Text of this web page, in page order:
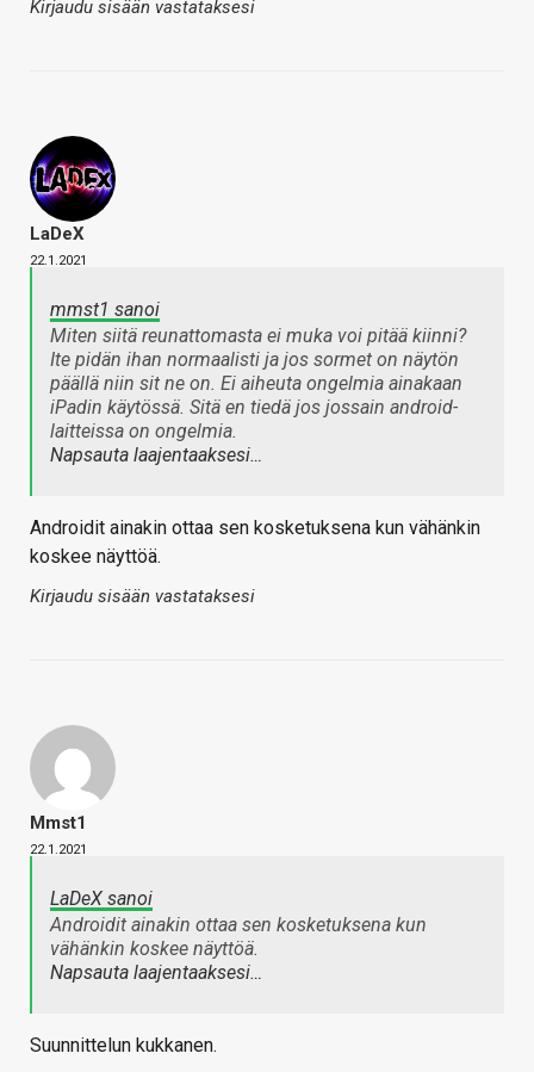
Kirjaudu sisään vastataksesi
LaDeX
22.1.2021
mmst1 sanoi
Miten siitä reunattomasta ei muka voi pitää kiinni?
Ite pidän ihan normaalisti ja jos sormet on näytön
päällä niin sit ne on. Ei aiheuta ongelmia ainakaan
iPadin käytössä. Sitä en tiedä jos jossain android-
laitteissa on ongelmia.
Napsauta laajentaaksesi…
Androidit ainakin ottaa sen kosketuksena kun vähänkin
koskee näyttöä.
Kirjaudu sisään vastataksesi
Mmst1
22.1.2021
LaDeX sanoi
Androidit ainakin ottaa sen kosketuksena kun
vähänkin koskee näyttöä.
Napsauta laajentaaksesi…
Suunnittelun kukkanen.